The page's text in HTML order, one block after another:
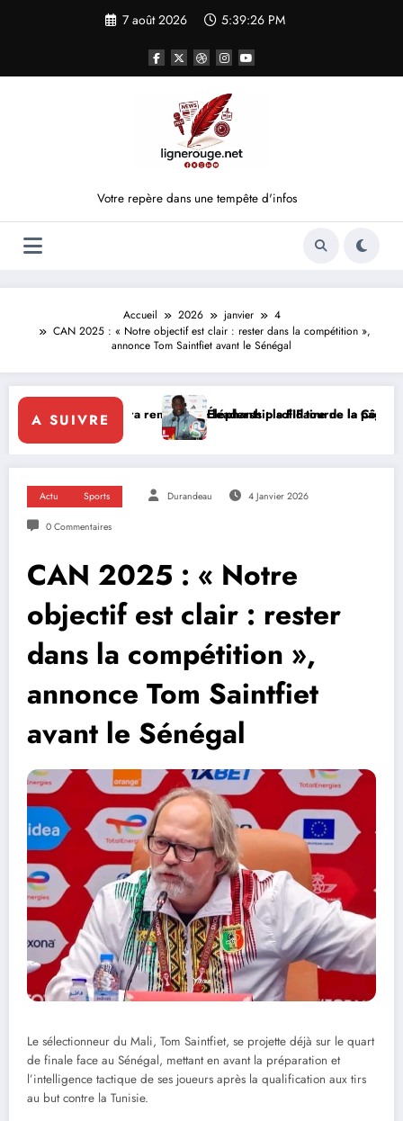
7 août 2026 5:39:26 PM
Votre repère dans une tempête d'infos
Accueil 2026 janvier
4
CAN 2025 : « Notre objectif est clair : rester dans la compétition »,
annonce Tom Saintfiet avant le Sénégal
A SUIVRE
renforce le leadership solidaire de la Côte d’Ivoire en Afrique
Éléphants : la FIF tourne la page Emerse Faé
Actu Sports Durandeau 4 Janvier 2026
0 Commentaires
CAN 2025 : « Notre
objectif est clair : rester
dans la compétition »,
annonce Tom Saintfiet
avant le Sénégal
Le sélectionneur du Mali, Tom Saintfiet, se projette déjà sur le quart
de finale face au Sénégal, mettant en avant la préparation et
l’intelligence tactique de ses joueurs après la qualification aux tirs
au but contre la Tunisie.